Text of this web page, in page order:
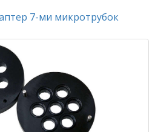
7-ми микротрубок